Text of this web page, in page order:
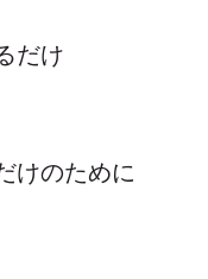
だけ
けのために